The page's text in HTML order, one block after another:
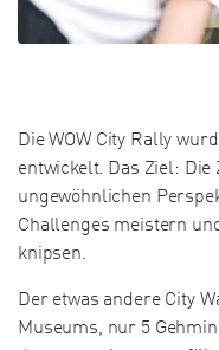
Die WOW City Rally
entwickelt. Das Ziel:
ungewöhnlichen
Challenges meistern
knipsen.
Der etwas andere City
Museums, nur 5